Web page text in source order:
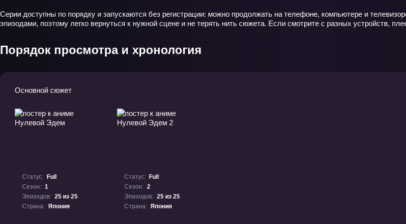
Серии доступны по порядку и запускаются без регистрации: можно продолжать на телефоне, компьютере и
эпизодами, поэтому легко вернуться к нужной сцене и не терять нить сюжета. Если смотрите с разных устройств,
Порядок просмотра и хронология
Основной сюжет
Статус:
Full
Сезон: 1
Эпизодов: 25 из 25
Страна: Япония
Статус:
Full
Сезон: 2
Эпизодов: 25 из 25
Страна: Япония